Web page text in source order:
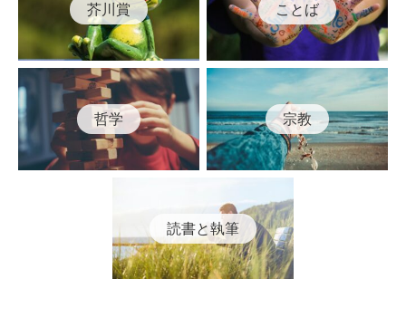
芥川賞 ことば
哲学 宗教
読書と執筆